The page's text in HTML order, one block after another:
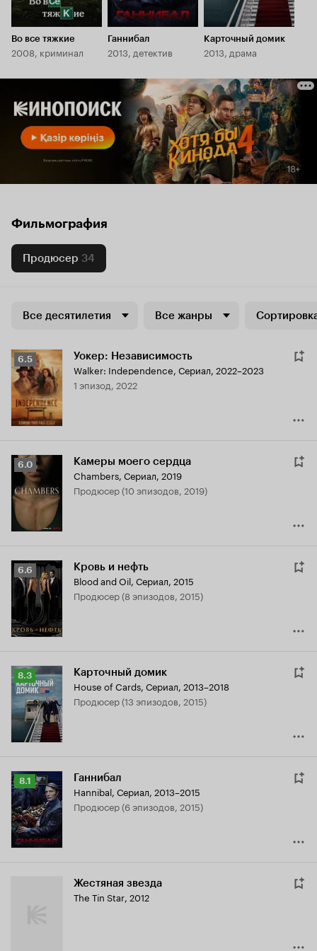
Во все тяжкие
2008, криминал
Ганнибал
2013, детектив
Карточный домик
2013, драма
Фильмография
Продюсер 34
Все десятилетия Все жанры
Рейтинг
Кинопоиска
6.5
6.5 Уокер: Независимость
Walker: Independence, Сериал, 2022–2023
1 эпизод, 2022
Рейтинг
Кинопоиска
6.0
6.0 Камеры моего сердца
Chambers, Сериал, 2019
продюсер (10 эпизодов, 2019)
Рейтинг
Кинопоиска
6.6
6.6 Кровь и нефть
Blood and Oil, Сериал, 2015
продюсер (8 эпизодов, 2015)
Рейтинг
Кинопоиска
8.3
8.3 Карточный домик
House of Cards, Сериал, 2013–2018
продюсер (13 эпизодов, 2015)
Рейтинг
Кинопоиска
8.1
8.1 Ганнибал
Hannibal, Сериал, 2013–2015
продюсер (6 эпизодов, 2015)
Жестяная звезда
The Tin Star, 2012